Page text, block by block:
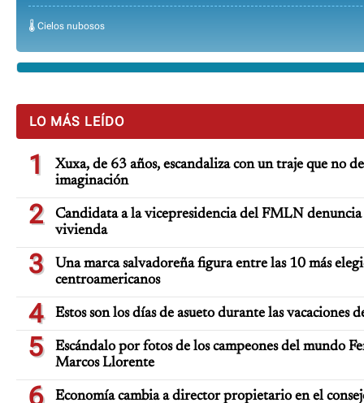
🌡️ Cielos nubosos
LO MÁS LEÍDO
1
Xuxa, de 63 años, escandaliza con un traje que no
imaginación
2
Candidata a la vicepresidencia del FMLN denuncia
vivienda
3
Una marca salvadoreña figura entre las 10 más
centroamericanos
4 Estos son los días de asueto durante las vacaciones
5
Escándalo por fotos de los campeones del mundo
Marcos Llorente
Economía cambia a director propietario en el